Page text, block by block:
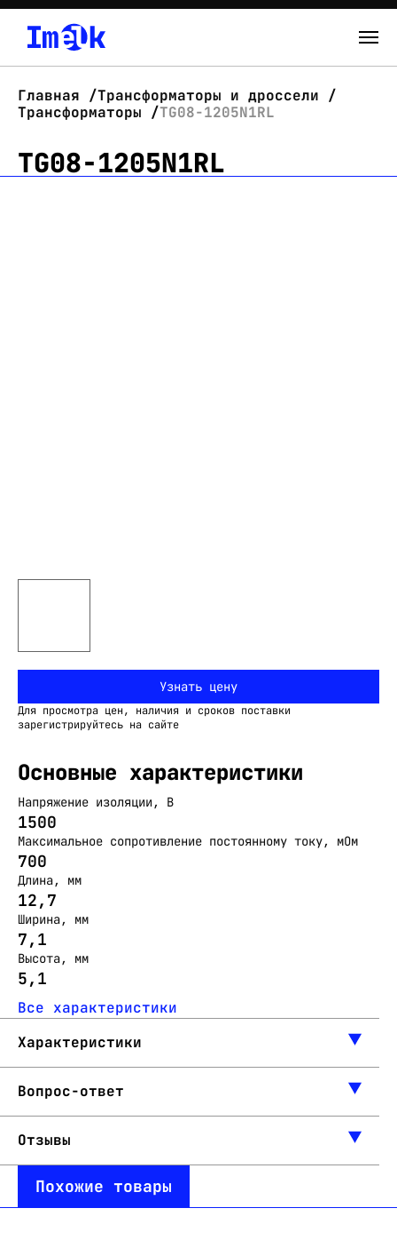
О нас
Новости
Главная
Трансформаторы и дроссели
Трансформаторы
TG08-1205N1RL
TG08-1205N1RL
Узнать цену
Для просмотра цен, наличия и сроков поставки
зарегистрируйтесь на сайте
Основные характеристики
Напряжение изоляции, В
1500
Максимальное сопротивление постоянному току, мОм
700
Длина, мм
12,7
Ширина, мм
7,1
Высота, мм
5,1
Все характеристики
Характеристики
Вопрос-ответ
Отзывы
Похожие товары